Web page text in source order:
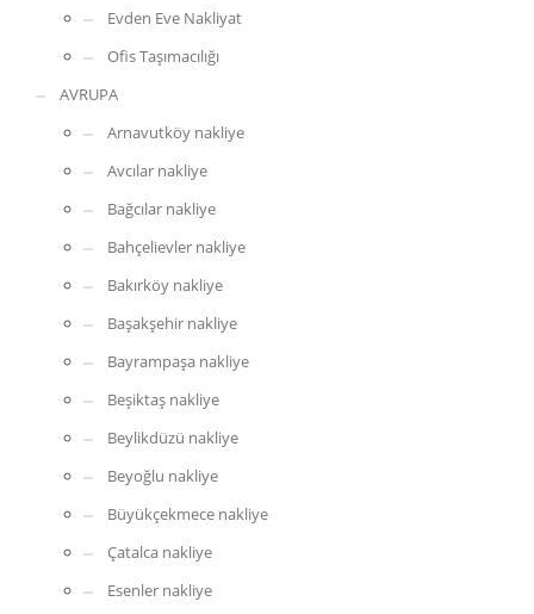
Evden Eve Nakliyat
Ofis Taşımacılığı
AVRUPA
Arnavutköy nakliye
Avcılar nakliye
Bağcılar nakliye
Bahçelievler nakliye
Bakırköy nakliye
Başakşehir nakliye
Bayrampaşa nakliye
Beşiktaş nakliye
Beylikdüzü nakliye
Beyoğlu nakliye
Büyükçekmece nakliye
Çatalca nakliye
Esenler nakliye